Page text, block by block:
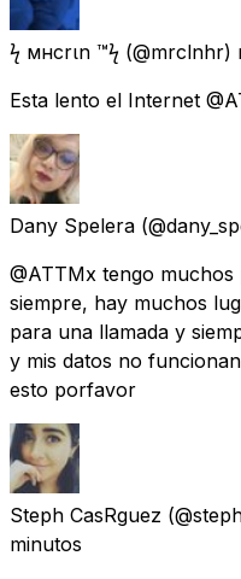
ϟ мнcrιn ™ϟ (@mrclnhr)
Esta lento el Internet
Dany Spelera
@ATTMx tengo
siempre, hay muchos
para una llamada y
y mis datos no
esto porfavor
Steph CasRguez
minutos